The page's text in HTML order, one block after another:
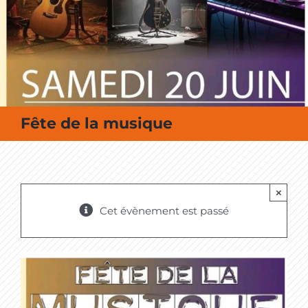
MES SORTIES / MES LOISIRS
Fête de la musique
Cet évènement est passé
×